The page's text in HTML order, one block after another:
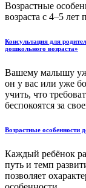
Возрастные
возраста с 4–5
Консультация для
дошкольного возраста»
Вашему малышу
он у вас или уже
учить, что
беспокоятся за
Возрастные особенности
Каждый ребёнок
путь и темп
позволяет